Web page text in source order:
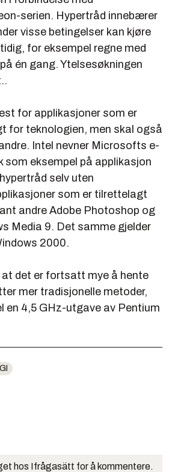
serien. Hypertråd innebærer
visse betingelser kan kjøre
for eksempel regne med
én gang. Ytelsesøkningen
for applikasjoner som er
for teknologien, men skal også
Intel nevner Microsofts e-
som eksempel på applikasjon
selv uten
som er tilrettelagt
andre Adobe Photoshop og
Media 9. Det samme gjelder
2000.
at det er fortsatt mye å hente
mer tradisjonelle metoder,
en 4,5 GHz-utgave av Pentium
hos Ifrågasätt for å kommentere.